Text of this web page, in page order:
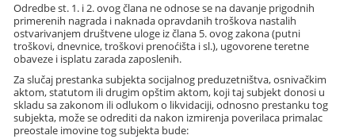
Odredbe st. 1. i 2. ovog člana ne odnose se na davanje prigodnih
primerenih nagrada i naknada opravdanih troškova nastalih
ostvarivanjem društvene uloge iz člana 5. ovog zakona (putni
troškovi, dnevnice, troškovi prenoćišta i sl.), ugovorene teretne
obaveze i isplatu zarada zaposlenih.
Za slučaj prestanka subjekta socijalnog preduzetništva, osnivačkim
aktom, statutom ili drugim opštim aktom, koji taj subjekt donosi u
skladu sa zakonom ili odlukom o likvidaciji, odnosno prestanku tog
subjekta, može se odrediti da nakon izmirenja poverilaca primalac
preostale imovine tog subjekta bude: